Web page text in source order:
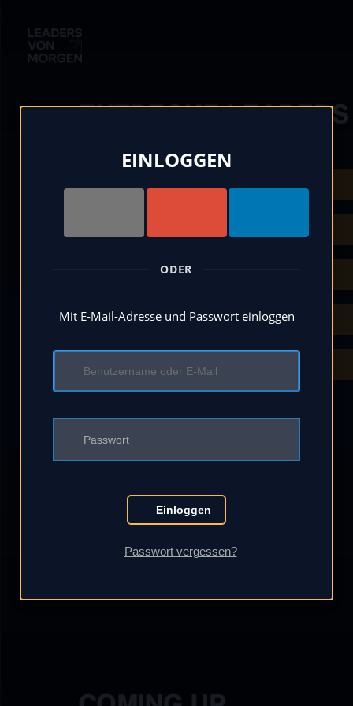
EINLOGGEN
ODER
Mit E-Mail-Adresse und Passwort einloggen
Einloggen
Passwort vergessen?